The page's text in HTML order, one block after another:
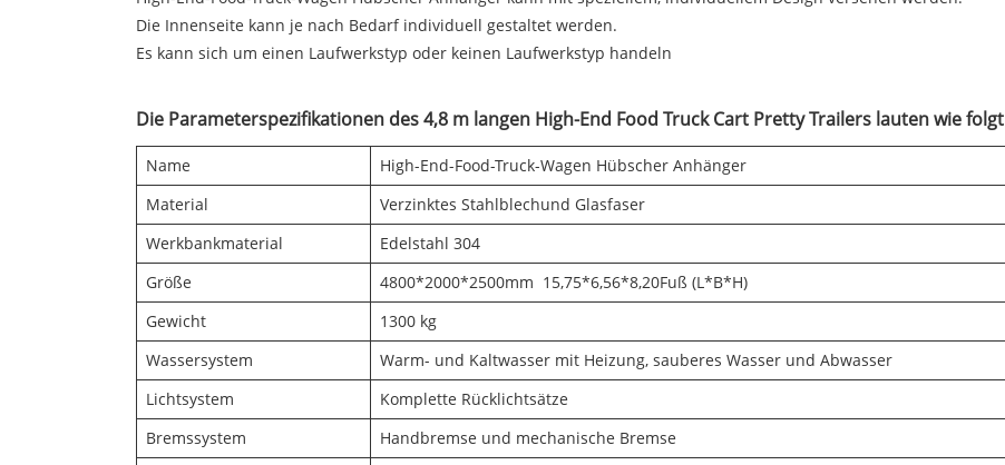
Die Innenseite kann je nach Bedarf individuell gestaltet werden.
Es kann sich um einen Laufwerkstyp oder keinen Laufwerkstyp handeln
Die Parameterspezifikationen des 4,8 m langen High-End Food Truck Cart Pretty Trailers lauten wie folgt
Name
High-End-Food-Truck-Wagen Hübscher Anhänger
Material
Verzinktes Stahlblechund Glasfaser
Werkbankmaterial
Edelstahl 304
Größe
4800*2000*2500mm 15,75*6,56*8,20Fuß (L*B*H)
Gewicht
1300 kg
Wassersystem
Warm- und Kaltwasser mit Heizung, sauberes Wasser und Abwasser
Lichtsystem
Komplette Rücklichtsätze
Bremssystem
Handbremse und mechanische Bremse